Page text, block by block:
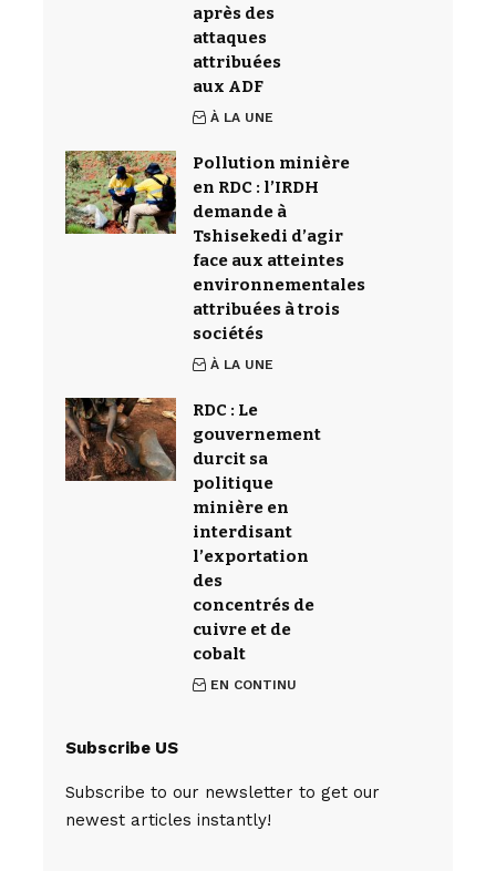
après des
attaques
attribuées
aux ADF
À LA UNE
Pollution minière
en RDC : l’IRDH
demande à
Tshisekedi d’agir
face aux atteintes
environnementales
attribuées à trois
sociétés
À LA UNE
RDC : Le
gouvernement
durcit sa
politique
minière en
interdisant
l’exportation
des
concentrés de
cuivre et de
cobalt
EN CONTINU
Subscribe US
Subscribe to our newsletter to get our
newest articles instantly!